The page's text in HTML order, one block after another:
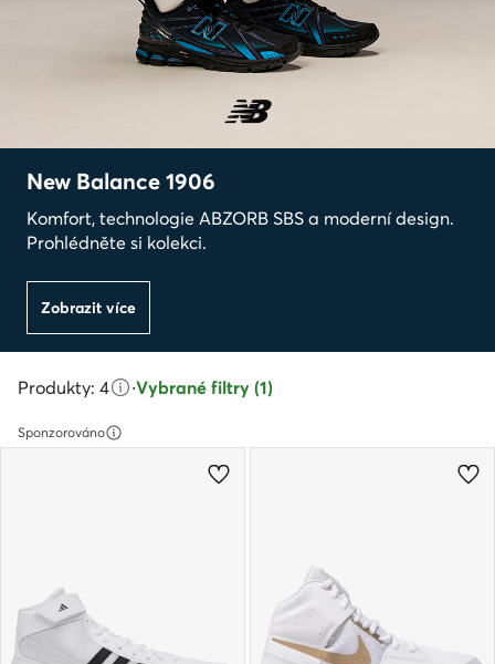
New Balance 1906
Komfort, technologie ABZORB SBS a moderní design.
Prohlédněte si kolekci.
Zobrazit více
Produkty: 4 ·Vybrané filtry (1)
Sponzorováno